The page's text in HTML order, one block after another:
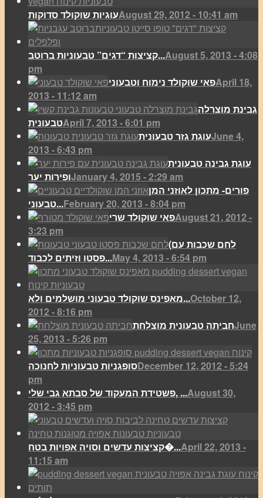
עוגיות שוקולד סדוקותAugust 29, 2012 - 10:41 am
קציצות “דגים” טבעוניות ברוטב...August 5, 2013 - 4:08
pm
פאי שוקולד נימוח וטבעוניApril 18,
2013 - 11:12 am
גבינת מוצרלה
טבעוניתApril 7, 2013 - 6:01 pm
עוגת גזר טבעוניתJune 4,
2013 - 6:43 pm
עוגת גבינה טבעונית
ופירות יערJanuary 4, 2015 - 2:29 am
פורים- מתכון לאוזני המן
טבעוני...February 20, 2013 - 8:04 pm
פאי שוקולד שריAugust 21, 2012 -
3:23 pm
(לחם שכבות עם
פסטו וזיתים לכבוד...May 4, 2013 - 6:54 pm
מאפינס שוקולד טבעוני מושלמים ולא...October 12,
2012 - 8:16 pm
חביתה טבעונית מוצלחתJune
25, 2013 - 5:26 pm
סופגניות טבעוניות לחנוכהDecember 12, 2012 - 5:24
pm
פשטידת המעקוד של סבתא גבי שלי, ...August 30,
2012 - 3:45 pm
קציצות עדשים וסויה אפויות בטח�...April 22, 2013 -
11:15 am